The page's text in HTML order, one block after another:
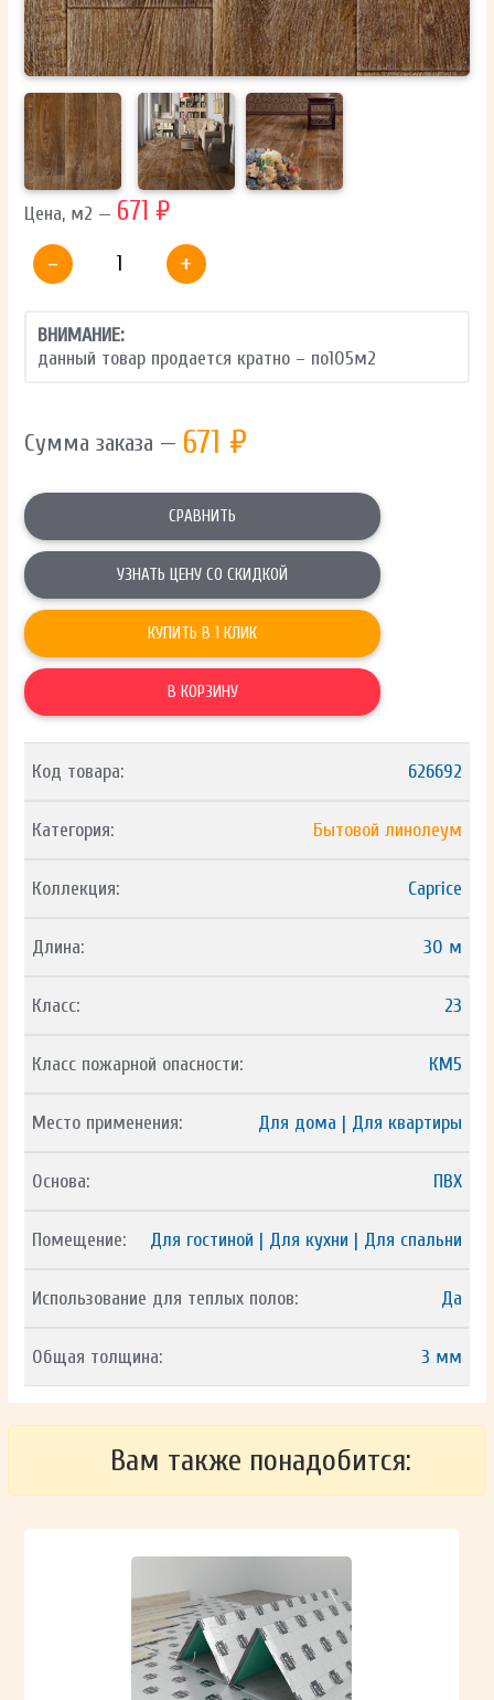
Цена, м2 — 671 ₽
-
+
ВНИМАНИЕ:
данный товар продается кратно – по105м2
Сумма заказа — 671 ₽
СРАВНИТЬ
УЗНАТЬ ЦЕНУ СО СКИДКОЙ
КУПИТЬ В 1 КЛИК
В КОРЗИНУ
Код товара: 626692
Категория: Бытовой линолеум
Коллекция: Caprice
Длина: 30 м
Класс: 23
Класс пожарной опасности: КМ5
Место применения: Для дома | Для квартиры
Основа: ПВХ
Помещение: Для гостиной | Для кухни | Для спальни
Использование для теплых полов: Да
Общая толщина: 3 мм
Вам также понадобится: